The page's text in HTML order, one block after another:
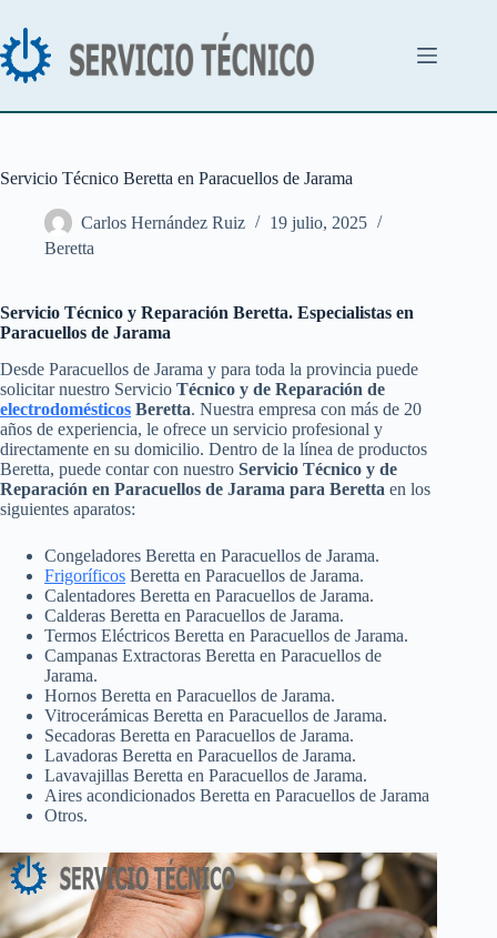
contenido
Servicio Técnico Beretta en Paracuellos de Jarama
Carlos Hernández Ruiz
19 julio, 2025
Beretta
Servicio Técnico y Reparación Beretta. Especialistas en
Paracuellos de Jarama
Desde Paracuellos de Jarama y para toda la provincia puede
solicitar nuestro Servicio Técnico y de Reparación de
electrodomésticos Beretta. Nuestra empresa con más de 20
años de experiencia, le ofrece un servicio profesional y
directamente en su domicilio. Dentro de la línea de productos
Beretta, puede contar con nuestro Servicio Técnico y de
Reparación en Paracuellos de Jarama para Beretta en los
siguientes aparatos:
Congeladores Beretta en Paracuellos de Jarama.
Frigoríficos Beretta en Paracuellos de Jarama.
Calentadores Beretta en Paracuellos de Jarama.
Calderas Beretta en Paracuellos de Jarama.
Termos Eléctricos Beretta en Paracuellos de Jarama.
Campanas Extractoras Beretta en Paracuellos de
Jarama.
Hornos Beretta en Paracuellos de Jarama.
Vitrocerámicas Beretta en Paracuellos de Jarama.
Secadoras Beretta en Paracuellos de Jarama.
Lavadoras Beretta en Paracuellos de Jarama.
Lavavajillas Beretta en Paracuellos de Jarama.
Aires acondicionados Beretta en Paracuellos de Jarama
Otros.